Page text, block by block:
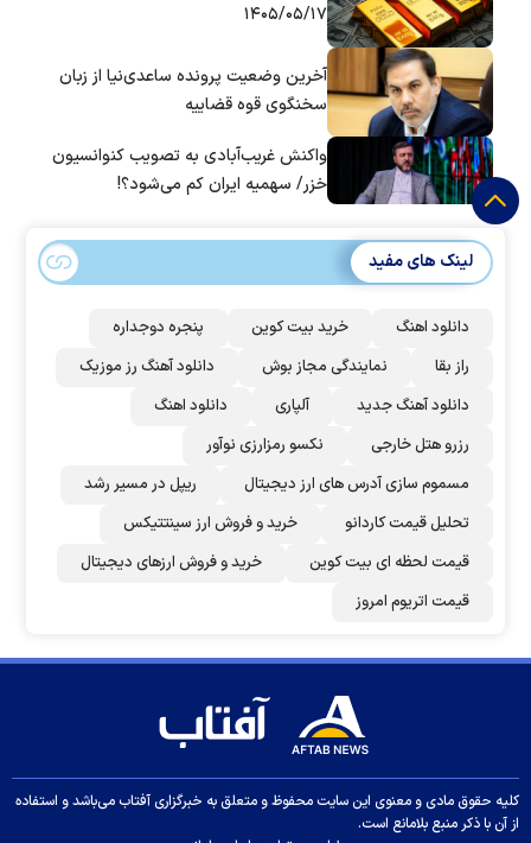
۱۴۰۵/۰۵/۱۷
آخرین وضعیت پرونده ساعدی‌نیا از زبان
سخنگوی قوه قضاییه
واکنش غریب‌آبادی به تصویب کنوانسیون
خزر/ سهمیه ایران کم می‌شود؟!
لینک های مفید
دانلود اهنگ خرید بیت کوین
پنجره دوجداره
راز بقا
نمایندگی مجاز بوش
دانلود آهنگ رز‌ موزیک
دانلود آهنگ جدید
آلپاری
دانلود اهنگ
رزرو هتل خارجی
نکسو رمزارزی نوآور
مسموم سازی آدرس های ارز دیجیتال
ریپل در مسیر رشد
تحلیل قیمت کاردانو
خرید و فروش ارز سینتتیکس
قیمت لحظه ای بیت کوین
خرید و فروش ارزهای دیجیتال
قیمت اتریوم امروز
کلیه حقوق مادی و معنوی این سایت محفوظ و متعلق به خبرگزاری آفتاب می‌باشد و استفاده
از آن با ذکر منبع بلامانع است.